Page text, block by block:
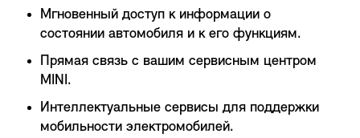
Мгновенный доступ к информации о
состоянии автомобиля и к его функциям.
Прямая связь с вашим сервисным центром
MINI.
Интеллектуальные сервисы для поддержки
мобильности электромобилей.